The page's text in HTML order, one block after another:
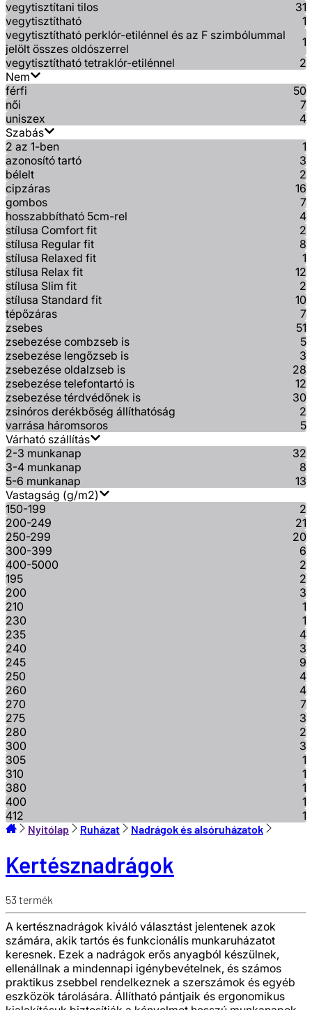
vegytisztítani tilos
31
vegytisztítható
1
vegytisztítható perklór-etilénnel és az F szimbólummal
jelölt összes oldószerrel
1
vegytisztítható tetraklór-etilénnel
2
Nem
férfi
50
női
7
uniszex
4
Szabás
2 az 1-ben
1
azonosító tartó
3
bélelt
2
cipzáras
16
gombos
7
hosszabbítható 5cm-rel
4
stílusa Comfort fit
2
stílusa Regular fit
8
stílusa Relaxed fit
1
stílusa Relax fit
12
stílusa Slim fit
2
stílusa Standard fit
10
tépőzáras
7
zsebes
51
zsebezése combzseb is
5
zsebezése lengőzseb is
3
zsebezése oldalzseb is
28
zsebezése telefontartó is
12
zsebezése térdvédőnek is
30
zsinóros derékbőség állíthatóság
2
varrása háromsoros
5
Várható szállítás
2-3 munkanap
32
3-4 munkanap
8
5-6 munkanap
13
Vastagság (g/m2)
150-199
2
200-249
21
250-299
20
300-399
6
400-5000
2
195
2
200
3
210
1
230
1
235
4
240
3
245
9
250
4
260
4
270
7
275
3
280
2
300
3
305
1
310
1
380
1
400
1
412
1
Nyitólap Ruházat Nadrágok és alsóruházatok
Kertésznadrágok
53 termék
A kertésznadrágok kiváló választást jelentenek azok
számára, akik tartós és funkcionális munkaruházatot
keresnek. Ezek a nadrágok erős anyagból készülnek,
ellenállnak a mindennapi igénybevételnek, és számos
praktikus zsebbel rendelkeznek a szerszámok és egyéb
eszközök tárolására. Állítható pántjaik és ergonomikus